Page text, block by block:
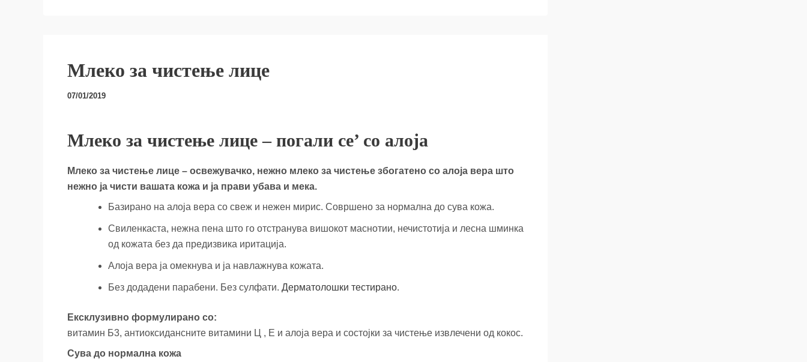
Млеко за чистење лице
07/01/2019
Млеко за чистење лице – погали се’ со алоја
Млеко за чистење лице – освежувачко, нежно млеко за чистење збогатено со алоја вера што
нежно ја чисти вашата кожа и ја прави убава и мека.
Базирано на алоја вера со свеж и нежен мирис. Совршено за нормална до сува кожа.
Свиленкаста, нежна пена што го отстранува вишокот маснотии, нечистотија и лесна шминка
од кожата без да предизвика иритација.
Алоја вера ја омекнува и ја навлажнува кожата.
Без додадени парабени. Без сулфати. Дерматолошки тестирано.
Ексклузивно формулирано со:
витамин Б3, антиоксидансните витамини Ц , Е и алоја вера и состојки за чистење извлечени од кокос.
Сува до нормална кожа